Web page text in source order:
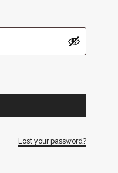
Lost your password?